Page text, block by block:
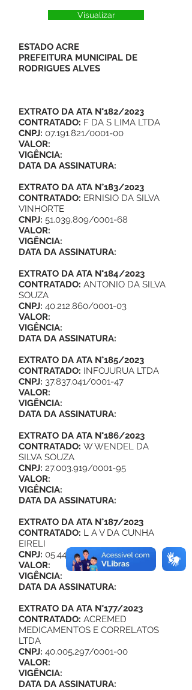
Visualizar
ESTADO ACRE
PREFEITURA MUNICIPAL DE
RODRIGUES ALVES
EXTRATO DA ATA N°182/2023
CONTRATADO: F DA S LIMA LTDA
CNPJ: 07.191.821/0001-00
VALOR:
VIGÊNCIA:
DATA DA ASSINATURA:
EXTRATO DA ATA N°183/2023
CONTRATADO: ERNISIO DA SILVA
VINHORTE
CNPJ: 51.039.809/0001-68
VALOR:
VIGÊNCIA:
DATA DA ASSINATURA:
EXTRATO DA ATA N°184/2023
CONTRATADO: ANTONIO DA SILVA
SOUZA
CNPJ: 40.212.860/0001-03
VALOR:
VIGÊNCIA:
DATA DA ASSINATURA:
EXTRATO DA ATA N°185/2023
CONTRATADO: INFOJURUA LTDA
CNPJ: 37.837.041/0001-47
VALOR:
VIGÊNCIA:
DATA DA ASSINATURA:
EXTRATO DA ATA N°186/2023
CONTRATADO: W WENDEL DA
SILVA SOUZA
CNPJ: 27.003.919/0001-95
VALOR:
VIGÊNCIA:
DATA DA ASSINATURA:
EXTRATO DA ATA N°187/2023
CONTRATADO: L A V DA CUNHA
EIRELI
CNPJ: 05.441.145/0001-41
VALOR:
VIGÊNCIA:
DATA DA ASSINATURA:
EXTRATO DA ATA N°177/2023
CONTRATADO: ACREMED
MEDICAMENTOS E CORRELATOS
LTDA
CNPJ: 40.005.297/0001-00
VALOR:
VIGÊNCIA:
DATA DA ASSINATURA: